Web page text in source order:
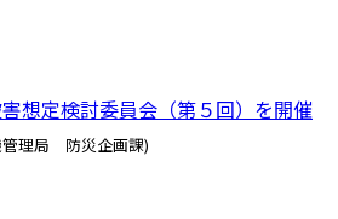
想定検討委員会（第５回）を開催
理局 防災企画課)